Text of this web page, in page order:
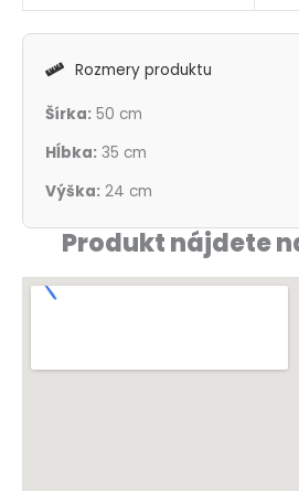
Rozmery produktu
Šírka: 50 cm
Hĺbka: 35 cm
Výška: 24 cm
Produkt nájdete